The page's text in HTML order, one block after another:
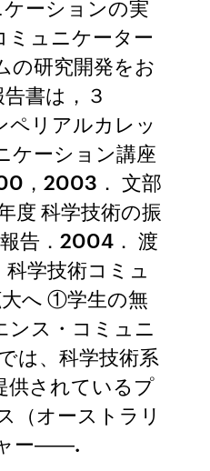
ーションの実
ミュニケーター
の研究開発をお
書は，３
ペリアルカレッ
ケーション講座
，2003． 文部
度 科学技術の振
告．2004． 渡
学技術コミュ
へ ①学生の無
ス・コミュニ
は、科学技術系
供されているプ
（オーストラリ
ー――.